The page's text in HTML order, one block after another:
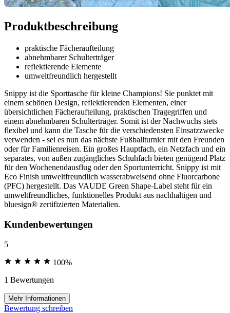
Produktbeschreibung
praktische Fächeraufteilung
abnehmbarer Schulterträger
reflektierende Elemente
umweltfreundlich hergestellt
Snippy ist die Sporttasche für kleine Champions! Sie punktet mit
einem schönen Design, reflektierenden Elementen, einer
übersichtlichen Fächeraufteilung, praktischen Tragegriffen und
einem abnehmbaren Schulterträger. Somit ist der Nachwuchs stets
flexibel und kann die Tasche für die verschiedensten Einsatzzwecke
verwenden - sei es nun das nächste Fußballturnier mit den Freunden
oder für Familienreisen. Ein großes Hauptfach, ein Netzfach und ein
separates, von außen zugängliches Schuhfach bieten genügend Platz
für den Wochenendausflug oder den Sportunterricht. Snippy ist mit
Eco Finish umweltfreundlich wasserabweisend ohne Fluorcarbone
(PFC) hergestellt. Das VAUDE Green Shape-Label steht für ein
umweltfreundliches, funktionelles Produkt aus nachhaltigen und
bluesign® zertifizierten Materialien.
Kundenbewertungen
5
100%
1 Bewertungen
Mehr Informationen
Bewertung schreiben